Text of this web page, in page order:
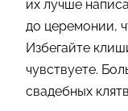
их лучше
до церемонии,
Избегайте
чувствуете.
свадебных